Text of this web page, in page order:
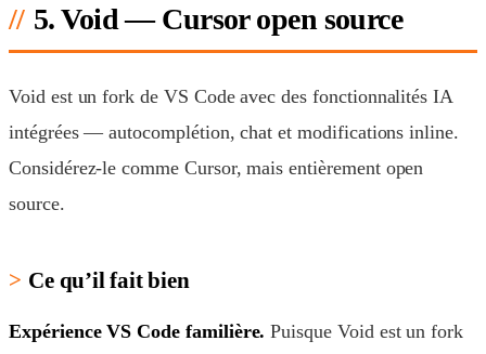
5. Void — Cursor open source
Void est un fork de VS Code avec des fonctionnalités IA
intégrées — autocomplétion, chat et modifications inline.
Considérez-le comme Cursor, mais entièrement open
source.
Ce qu’il fait bien
Expérience VS Code familière. Puisque Void est un fork